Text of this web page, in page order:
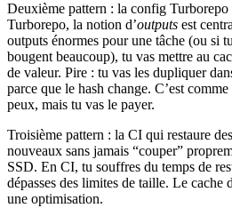
Deuxième pattern : la config
Turborepo, la notion d’outputs est
outputs énormes pour une tâche (ou si
bougent beaucoup), tu vas mettre au
de valeur. Pire : tu vas les dupliquer
parce que le hash change. C’est
peux, mais tu vas le payer.
Troisième pattern : la CI qui restaure
nouveaux sans jamais “couper”
SSD. En CI, tu souffres du temps de
dépasses des limites de taille. Le cache
une optimisation.